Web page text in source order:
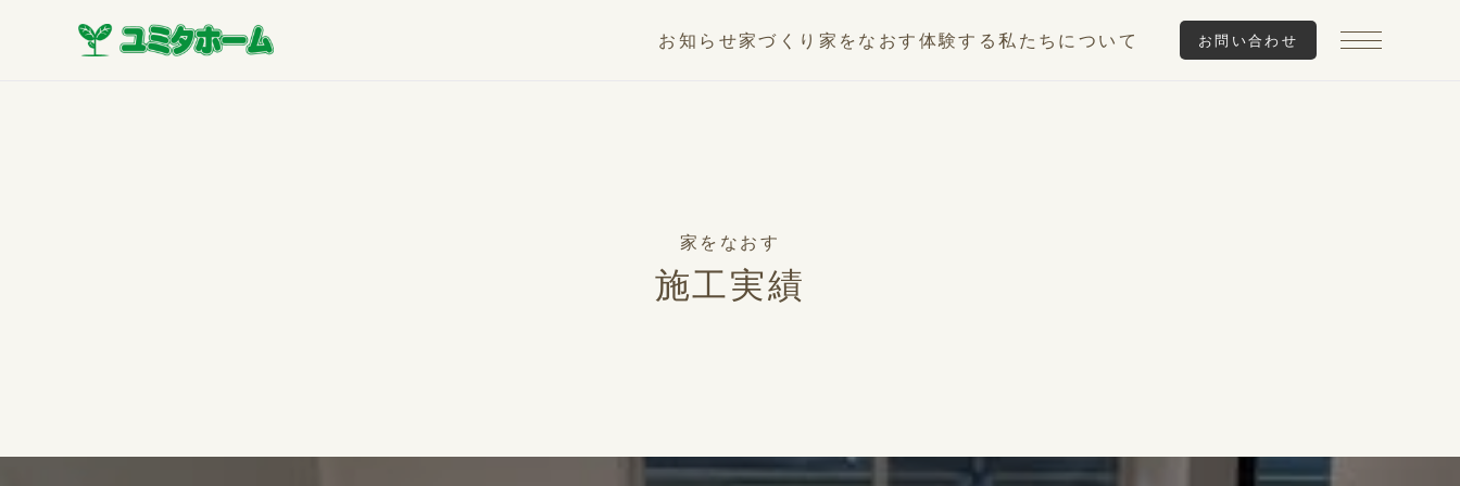
お知らせ家づくり 家をなおす 体験する私たちについて お問い合わせ
家をなおす
施工実績